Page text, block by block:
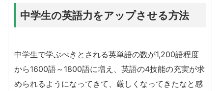
中学生の英語力をアップさせる方法
中学生で学ぶべきとされる英単語の数が1,200語程度
から1600語～1800語に増え、英語の4技能の充実が求
められるようになってきて、厳しくなってきたなと感